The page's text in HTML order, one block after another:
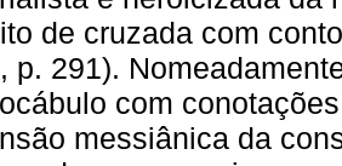
de cruzada com
p. 291).
com
messiânica da